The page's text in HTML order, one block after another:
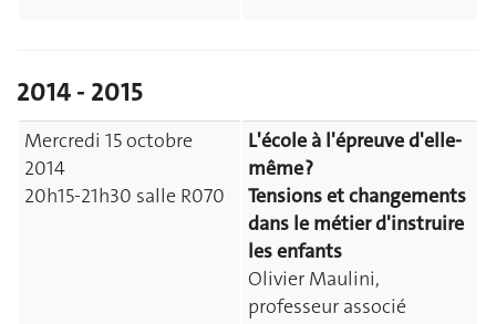
2014 - 2015
Mercredi 15 octobre
2014
20h15-21h30 salle R070
L'école à l'épreuve d'elle-
même ?
Tensions et changements
dans le métier d'instruire
les enfants
Olivier Maulini,
professeur associé